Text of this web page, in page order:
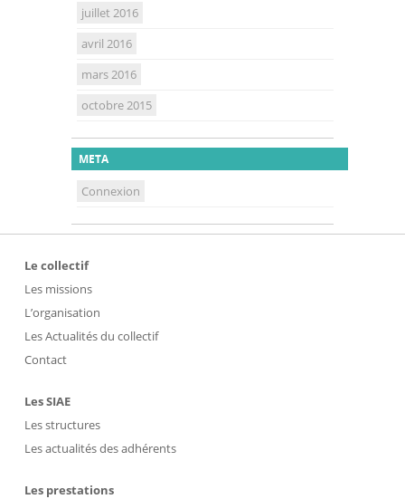
juillet 2016
avril 2016
mars 2016
octobre 2015
META
Connexion
Le collectif
Les missions
L’organisation
Les Actualités du collectif
Contact
Les SIAE
Les structures
Les actualités des adhérents
Les prestations